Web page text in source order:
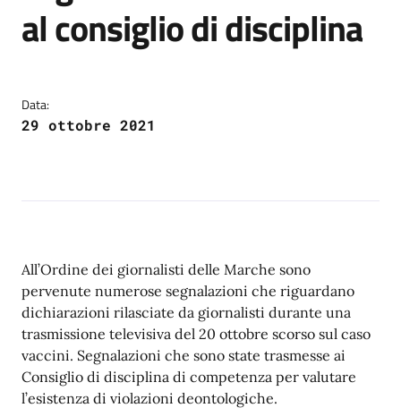
al consiglio di disciplina
Data:
29 ottobre 2021
All’Ordine dei giornalisti delle Marche sono
pervenute numerose segnalazioni che riguardano
dichiarazioni rilasciate da giornalisti durante una
trasmissione televisiva del 20 ottobre scorso sul caso
vaccini. Segnalazioni che sono state trasmesse ai
Consiglio di disciplina di competenza per valutare
l’esistenza di violazioni deontologiche.